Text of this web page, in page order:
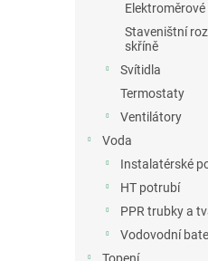
Staveništní
skříně
Svítidla
Termostaty
Ventilátory
Voda
Instalatérské
HT potrubí
PPR trubky a
Vodovodní